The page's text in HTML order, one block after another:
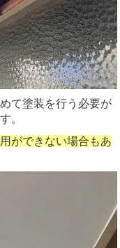
て塗装を行う必要が
。
ができない場合もあ